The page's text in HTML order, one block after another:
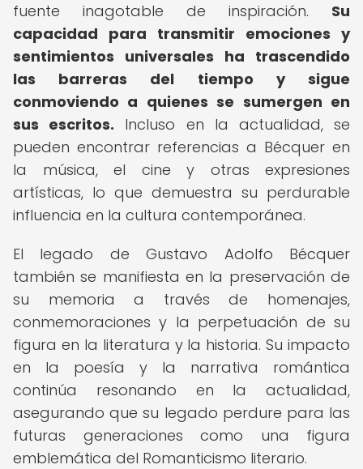
fuente inagotable de inspiración. Su
capacidad para transmitir emociones y
sentimientos universales ha trascendido
las barreras del tiempo y sigue
conmoviendo a quienes se sumergen en
sus escritos. Incluso en la actualidad, se
pueden encontrar referencias a Bécquer en
la música, el cine y otras expresiones
artísticas, lo que demuestra su perdurable
influencia en la cultura contemporánea.
El legado de Gustavo Adolfo Bécquer
también se manifiesta en la preservación de
su memoria a través de homenajes,
conmemoraciones y la perpetuación de su
figura en la literatura y la historia. Su impacto
en la poesía y la narrativa romántica
continúa resonando en la actualidad,
asegurando que su legado perdure para las
futuras generaciones como una figura
emblemática del Romanticismo literario.